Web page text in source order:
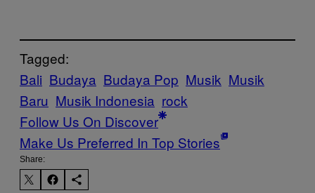
Tagged:
Bali Budaya Budaya Pop Musik Musik
Baru Musik Indonesia rock
Follow Us On Discover
Make Us Preferred In Top Stories
Share: